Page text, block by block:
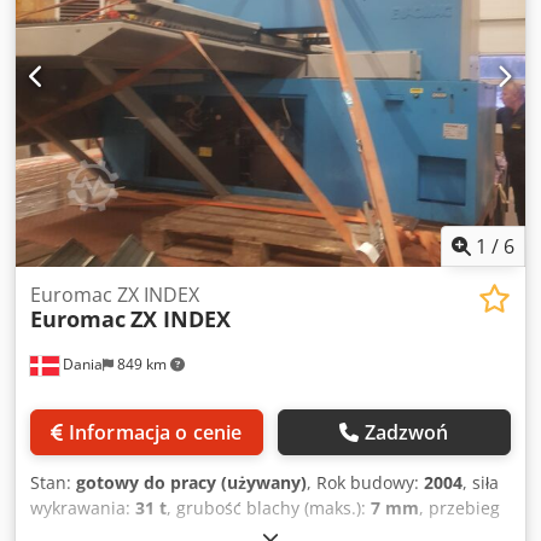
X: 1250 x 2000 mm Automatyczne repozycjonowanie: do 10
000 mm Regulacja skoku stempla: od 0,1 do 31 mm Stacje
autoindex multitool: 5 Prędkość obrotu: programowalna
Prędkość Y + X 1250: 50 m/min Prędkość Y + X 2000: 60
m/min Dokładność pozycjonowania: +/-0,1 mm Dcodpfx
Aisy Dgrns Ijk Otwór szczęk: 11 mm Maksymalna liczba
uderzeń: 300 (1/min) Maksymalna grubość: 10 mm
Maksymalna średnica wykrawania: 81 mm Moc
zainstalowana podczas pracy: 7,5 kW Rok: 2009 Maszyna
zgodna z CE Wymiary: 2000 x 4000 x h 3350 mm Waga:
6950 kg
1 / 6
Dania 849 km
Euromac ZX INDEX
EuromacZX INDEX
Informacja o cenie Zadzwoń
Stan: gotowy do pracy (używany), Rok budowy: 2004, siła
wykrawania: 31 t, grubość blachy (maks.): 7 mm, przebieg
, przesuw osi Y: